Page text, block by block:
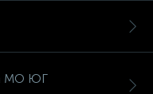
МО ЮГ